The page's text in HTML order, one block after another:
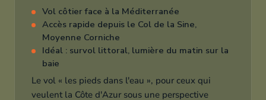
Vol côtier face à la Méditerranée
Accès rapide depuis le Col de la Sine,
Moyenne Corniche
Idéal : survol littoral, lumière du matin sur la
baie
Le vol « les pieds dans l'eau », pour ceux qui
veulent la Côte d'Azur sous une perspective